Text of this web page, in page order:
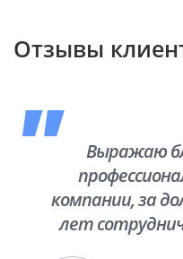
Отзывы
Выражаю
компании, за
лет